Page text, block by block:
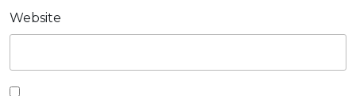
Website